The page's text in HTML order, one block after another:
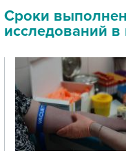
Сроки
исследований